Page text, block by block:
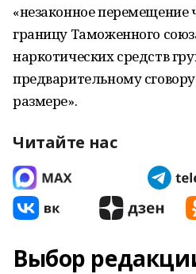
«незаконное
границу Таможенного
наркотических средств
предварительному
размере».
Читайте нас
Выбор